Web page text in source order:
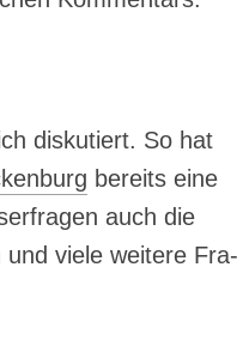
dis­ku­tiert. So hat
bereits eine
auch die
und vie­le wei­te­re Fra­